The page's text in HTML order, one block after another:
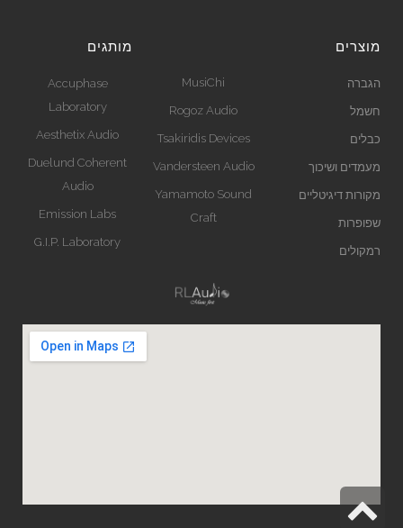
מוצרים
הגברה
חשמל
כבלים
מעמדים ושיכוך
מקורות דיגיטליים
שפופרות
רמקולים
MusiChi
Rogoz Audio
Tsakiridis Devices
Vandersteen Audio
Yamamoto Sound
Craft
מותגים
Accuphase
Laboratory
Aesthetix Audio
Duelund Coherent
Audio
Emission Labs
G.I.P. Laboratory
גלילה